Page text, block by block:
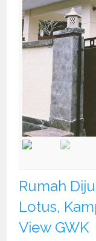
Rumah
Lotus,
View GWK